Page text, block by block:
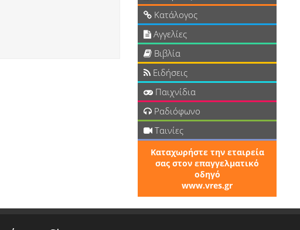
Κατάλογος
Αγγελίες
Βιβλία
Ειδήσεις
Παιχνίδια
Ραδιόφωνο
Ταινίες
Καταχωρήστε την εταιρεία
σας στον επαγγελματικό
οδηγό
www.vres.gr